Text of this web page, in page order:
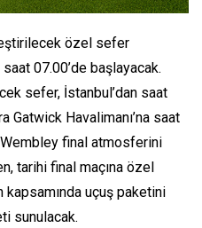
özel sefer
07.00’de başlayacak.
sefer, İstanbul’dan saat
Gatwick Havalimanı’na saat
Wembley final atmosferini
tarihi final maçına özel
uçuş paketini
sunulacak.